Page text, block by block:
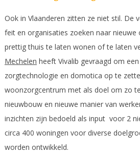
Ook in Vlaanderen zitten ze niet stil. De
feit en organisaties zoeken naar
prettig thuis te laten wonen of te laten
Mechelen heeft Vivalib gevraagd om
zorgtechnologie en domotica op te
woonzorgcentrum met als doel om zo
nieuwbouw en nieuwe manier van
inzichten zijn bedoeld als input voor 2
circa 400 woningen voor diverse
worden ontwikkeld.